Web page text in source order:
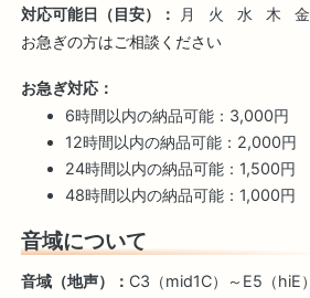
対応可能日（目安）： 月 火 水 木
金
お急ぎの方はご相談ください
お急ぎ対応：
6時間以内の納品可能：3,000円
12時間以内の納品可能：2,000円
24時間以内の納品可能：1,500円
48時間以内の納品可能：1,000円
音域について
音域（地声）： C3（mid1C）～E5（hiE）